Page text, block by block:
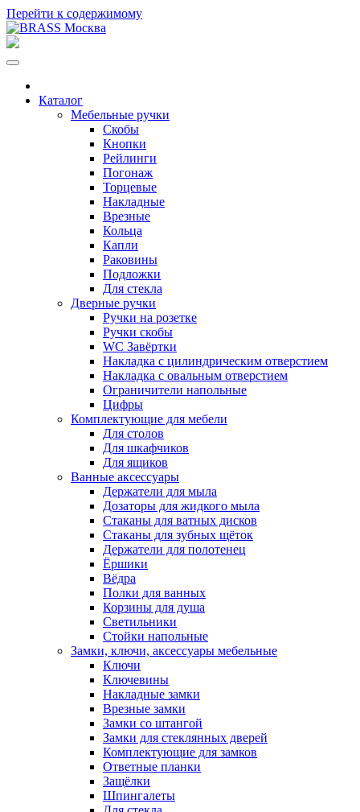
Перейти к содержимому
Каталог
Мебельные ручки
Скобы
Кнопки
Рейлинги
Погонаж
Торцевые
Накладные
Врезные
Кольца
Капли
Раковины
Подложки
Для стекла
Дверные ручки
Ручки на розетке
Ручки скобы
WC Завёртки
Накладка с цилиндрическим отверстием
Накладка с овальным отверстием
Ограничители напольные
Цифры
Комплектующие для мебели
Для столов
Для шкафчиков
Для ящиков
Ванные аксессуары
Держатели для мыла
Дозаторы для жидкого мыла
Стаканы для ватных дисков
Стаканы для зубных щёток
Держатели для полотенец
Ёршики
Вёдра
Полки для ванных
Корзины для душа
Светильники
Стойки напольные
Замки, ключи, аксессуары мебельные
Ключи
Ключевины
Накладные замки
Врезные замки
Замки со штангой
Замки для стеклянных дверей
Комплектующие для замков
Ответные планки
Защёлки
Шпингалеты